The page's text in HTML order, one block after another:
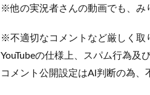
※他の実況者さんの動画でも、み
※不適切なコメントなど厳しく取
YouTubeの仕様上、スパム行為及
コメント公開設定はAl判断の為